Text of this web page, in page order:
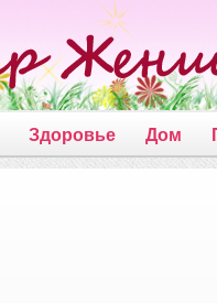
Здоровье Дом